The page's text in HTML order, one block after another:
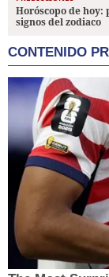
Horóscopo de hoy:
signos del zodiaco
CONTENIDO